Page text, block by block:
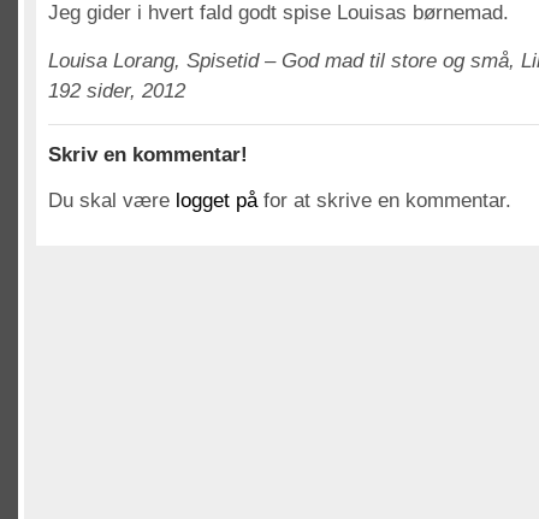
Jeg gider i hvert fald godt spise Louisas børnemad.
Louisa Lorang, Spisetid – God mad til store og små,
192 sider, 2012
Skriv en kommentar!
Du skal være logget påfor at skrive en kommentar.